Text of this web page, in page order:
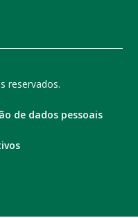
reservados.
de dados pessoais